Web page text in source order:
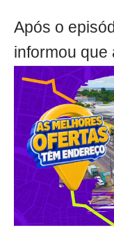
Após o
informou que